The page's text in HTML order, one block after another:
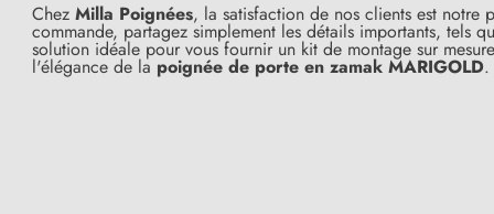
(39 avis)
Chez Milla Poignées, la satisfaction de nos clients est notre
commande, partagez simplement les détails importants, tels
solution idéale pour vous fournir un kit de montage sur
l'élégance de la poignée de porte en zamak MARIGOLD.